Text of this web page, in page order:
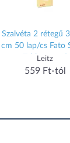
Szalvéta 2 rétegű
cm 50 lap/cs Fato
Table pezsgő
Leitz
559 Ft-tól